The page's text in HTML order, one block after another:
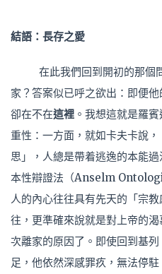
結語：長存之愛
在此我們回到開初的那個
家？答案似已呼之欲出：即便
卻在不在這裡 。我想這就是羅
重性：一方面，就如卡夫卡說
思」，人總是帶着逃逸的本能
本性辯證法（Anselm
人的內心往往具有先天的「宗
往，更準確來說就是對上帝的
次離家的原因了。即使回到基
足，他依然深感罪疚，無法停